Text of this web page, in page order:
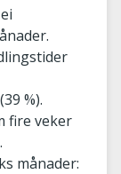
%).
fire veker
månader: